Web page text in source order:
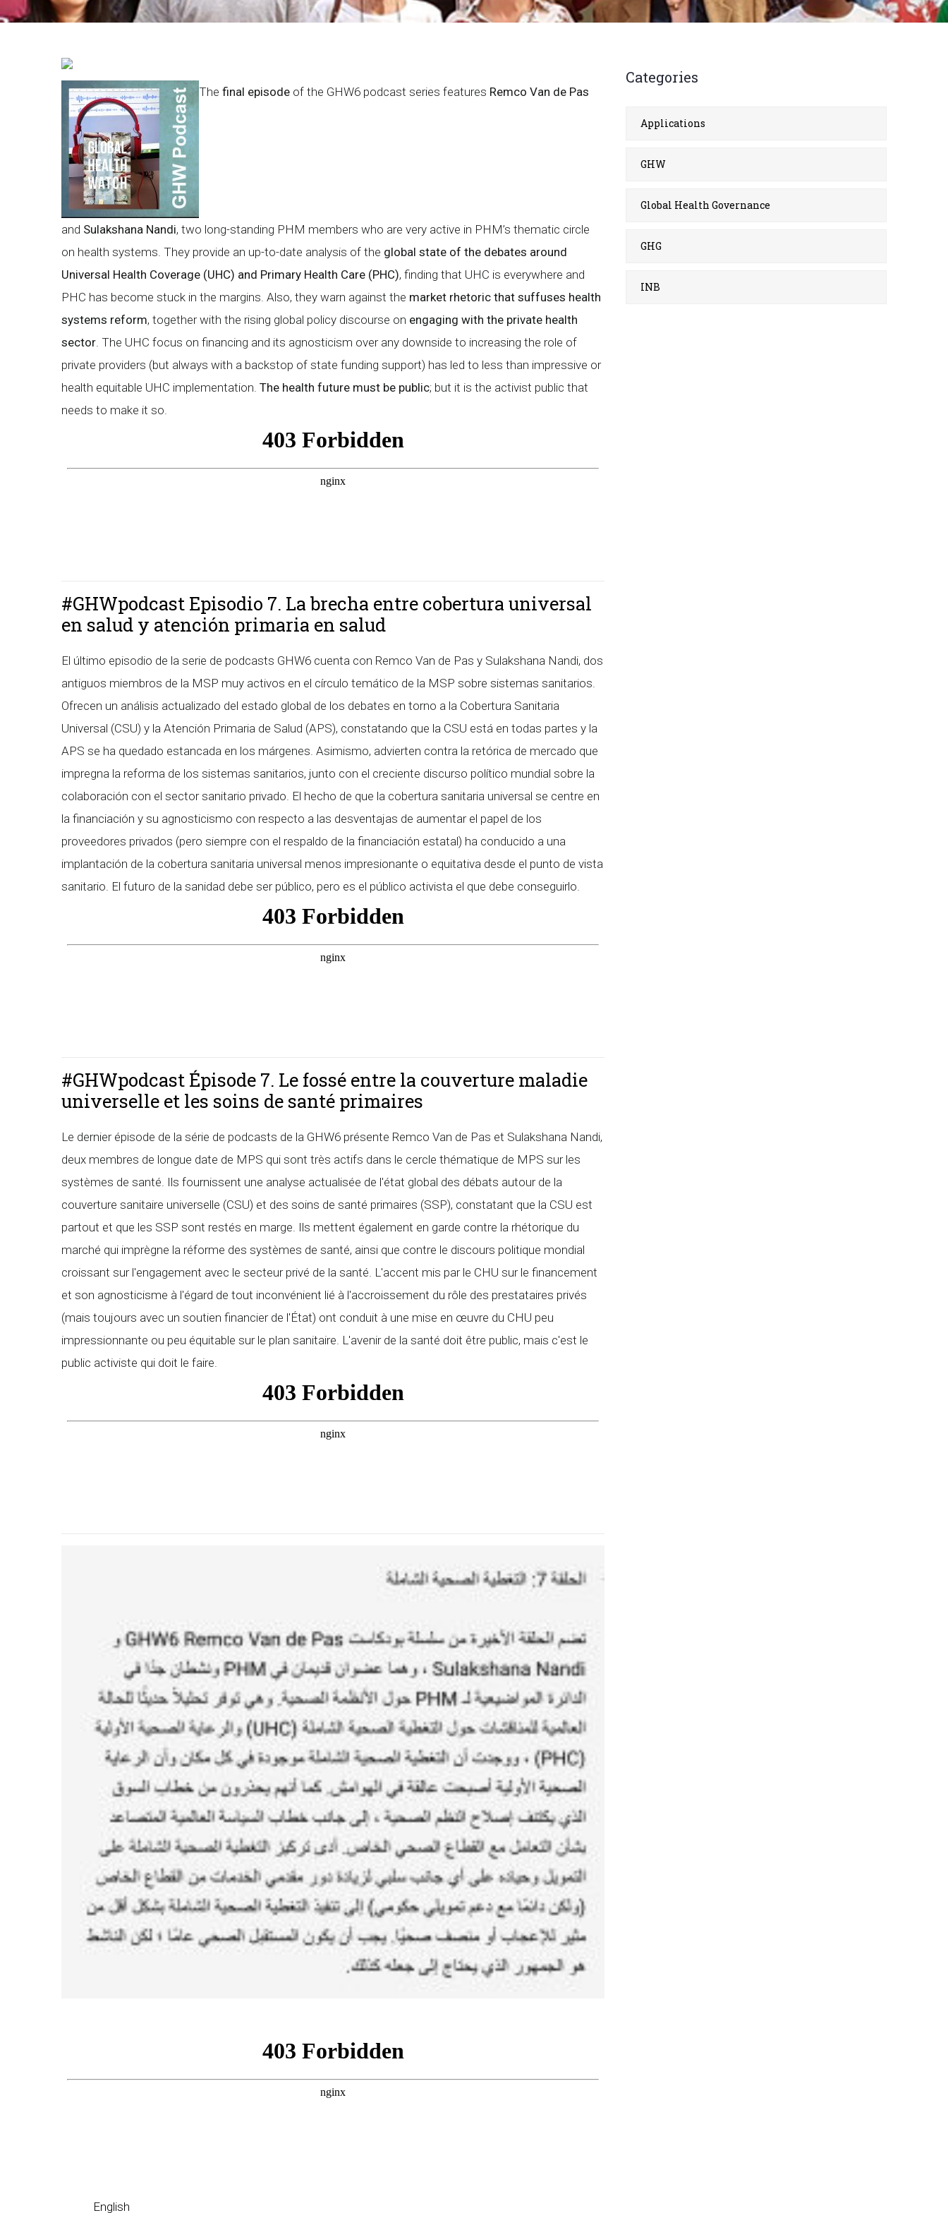
Breadcrumb
The final episode of the GHW6 podcast series features Remco Van de Pas
and Sulakshana Nandi, two long-standing PHM members who are very active in PHM’s thematic circle
on health systems. They provide an up-to-date analysis of the global state of the debates around
Universal Health Coverage (UHC) and Primary Health Care (PHC), finding that UHC is everywhere and
PHC has become stuck in the margins. Also, they warn against the market rhetoric that suffuses health
systems reform, together with the rising global policy discourse on engaging with the private health
sector. The UHC focus on financing and its agnosticism over any downside to increasing the role of
private providers (but always with a backstop of state funding support) has led to less than impressive or
health equitable UHC implementation. The health future must be public; but it is the activist public that
needs to make it so.
#GHWpodcast Episodio 7. La brecha entre cobertura universal
en salud y atención primaria en salud
El último episodio de la serie de podcasts GHW6 cuenta con Remco Van de Pas y Sulakshana Nandi, dos
antiguos miembros de la MSP muy activos en el círculo temático de la MSP sobre sistemas sanitarios.
Ofrecen un análisis actualizado del estado global de los debates en torno a la Cobertura Sanitaria
Universal (CSU) y la Atención Primaria de Salud (APS), constatando que la CSU está en todas partes y la
APS se ha quedado estancada en los márgenes. Asimismo, advierten contra la retórica de mercado que
impregna la reforma de los sistemas sanitarios, junto con el creciente discurso político mundial sobre la
colaboración con el sector sanitario privado. El hecho de que la cobertura sanitaria universal se centre en
la financiación y su agnosticismo con respecto a las desventajas de aumentar el papel de los
proveedores privados (pero siempre con el respaldo de la financiación estatal) ha conducido a una
implantación de la cobertura sanitaria universal menos impresionante o equitativa desde el punto de vista
sanitario. El futuro de la sanidad debe ser público, pero es el público activista el que debe conseguirlo.
#GHWpodcast Épisode 7. Le fossé entre la couverture maladie
universelle et les soins de santé primaires
Le dernier épisode de la série de podcasts de la GHW6 présente Remco Van de Pas et Sulakshana Nandi,
deux membres de longue date de MPS qui sont très actifs dans le cercle thématique de MPS sur les
systèmes de santé. Ils fournissent une analyse actualisée de l'état global des débats autour de la
couverture sanitaire universelle (CSU) et des soins de santé primaires (SSP), constatant que la CSU est
partout et que les SSP sont restés en marge. Ils mettent également en garde contre la rhétorique du
marché qui imprègne la réforme des systèmes de santé, ainsi que contre le discours politique mondial
croissant sur l'engagement avec le secteur privé de la santé. L'accent mis par le CHU sur le financement
et son agnosticisme à l'égard de tout inconvénient lié à l'accroissement du rôle des prestataires privés
(mais toujours avec un soutien financier de l'État) ont conduit à une mise en œuvre du CHU peu
impressionnante ou peu équitable sur le plan sanitaire. L'avenir de la santé doit être public, mais c'est le
public activiste qui doit le faire.
English
Categories
Applications
GHW
Global Health Governance
GHG
INB